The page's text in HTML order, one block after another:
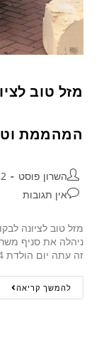
מזל טוב
המהממת
השרון פוסט 22
אין תגובות
מזל טוב לציונה
ניהלה את סניף
זה עתה יום הולדת 74 ציונה אחת הנשים הטובות בעולם,…
להמשך קריאה